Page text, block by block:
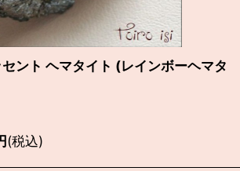
ント ヘマタイト (レインボーヘマタ
(税込)